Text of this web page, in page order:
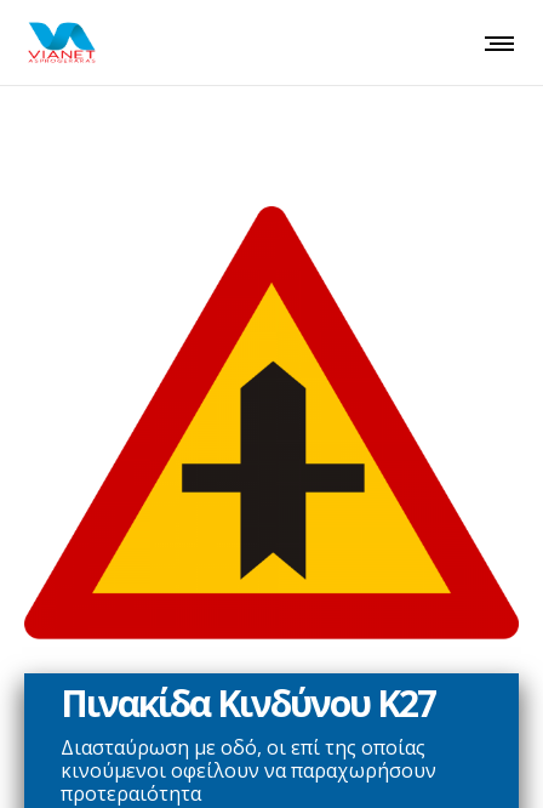
Πινακίδα Κινδύνου Κ27
Διασταύρωση με οδό, οι επί της οποίας
κινούμενοι οφείλουν να παραχωρήσουν
προτεραιότητα